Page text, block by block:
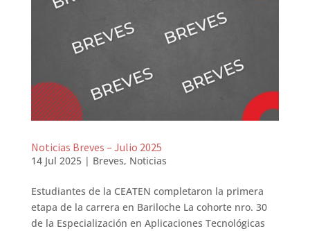
Noticias Breves – Julio 2025
14 Jul 2025| Breves, Noticias
Estudiantes de la CEATEN completaron la primera
etapa de la carrera en Bariloche La cohorte nro. 30
de la Especialización en Aplicaciones Tecnológicas